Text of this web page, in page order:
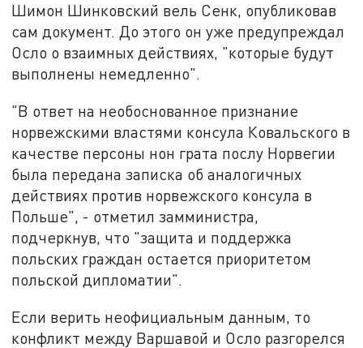
Шимон Шинковский вель Сенк, опубликовав
сам документ. До этого он уже предупреждал
Осло о взаимных действиях, "которые будут
выполнены немедленно".
"В ответ на необоснованное признание
норвежскими властями консула Ковальского в
качестве персоны нон грата послу Норвегии
была передана записка об аналогичных
действиях против норвежского консула в
Польше", - отметил замминистра,
подчеркнув, что "защита и поддержка
польских граждан остается приоритетом
польской дипломатии".
Если верить неофициальным данным, то
конфликт между Варшавой и Осло разгорелся